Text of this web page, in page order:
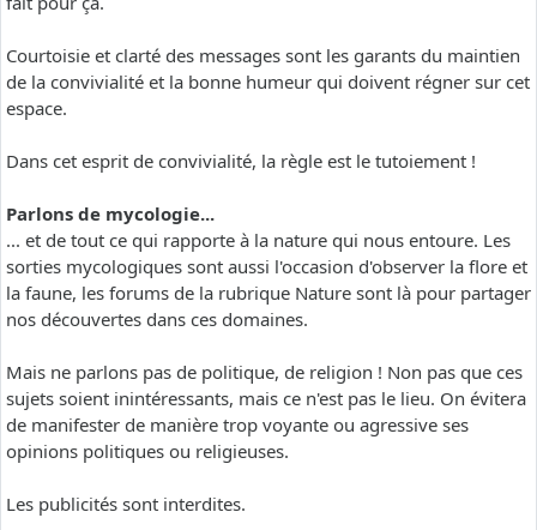
Courtoisie et clarté des messages sont les garants du maintien
de la convivialité et la bonne humeur qui doivent régner sur cet
espace.
Dans cet esprit de convivialité, la règle est le tutoiement !
Parlons de mycologie...
... et de tout ce qui rapporte à la nature qui nous entoure. Les
sorties mycologiques sont aussi l'occasion d'observer la flore et
la faune, les forums de la rubrique Nature sont là pour partager
nos découvertes dans ces domaines.
Mais ne parlons pas de politique, de religion ! Non pas que ces
sujets soient inintéressants, mais ce n'est pas le lieu. On évitera
de manifester de manière trop voyante ou agressive ses
opinions politiques ou religieuses.
Les publicités sont interdites.